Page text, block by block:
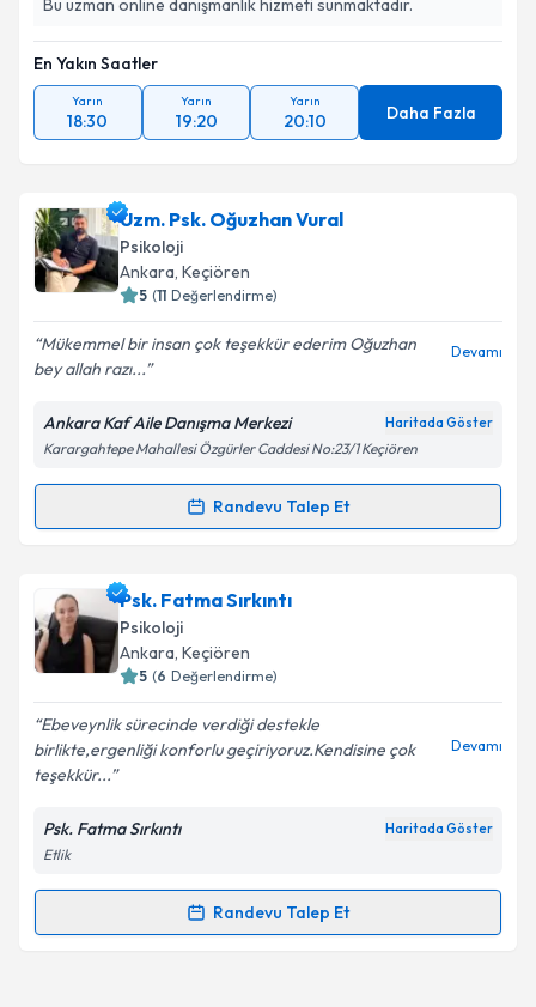
Bu uzman online danışmanlık hizmeti sunmaktadır.
En Yakın Saatler
Yarın
18:30
Yarın
19:20
Yarın
20:10 Daha Fazla
Uzm. Psk. Oğuzhan Vural
Psikoloji
Ankara, Keçiören
5 (11 Değerlendirme)
Mükemmel bir insan çok teşekkür ederim Oğuzhan
bey allah razı...
Devamı
Ankara Kaf Aile Danışma Merkezi Haritada Göster
Karargahtepe Mahallesi Özgürler Caddesi No:23/1 Keçiören
Randevu Talep Et
Randevu Takvimi Talebi
Uzm. Psk. Oğuzhan Vuraliçin randevu takvimi talebi
oluşturun. Size bu uzmandan randevu almanız için bir
takvim hazırlandığında e-posta ile bilgilendireceğiz.
Metni'ni okudum ve kişisel verilerimin belirtilen
Takvim Talebini Gönder
Psk. Fatma Sırkıntı
Psikoloji
Ankara, Keçiören
5 (6 Değerlendirme)
Ebeveynlik sürecinde verdiği destekle
birlikte,ergenliği konforlu geçiriyoruz.Kendisine çok
teşekkür...
Devamı
Psk. Fatma Sırkıntı Haritada Göster
Etlik
Randevu Talep Et
Randevu Takvimi Talebi